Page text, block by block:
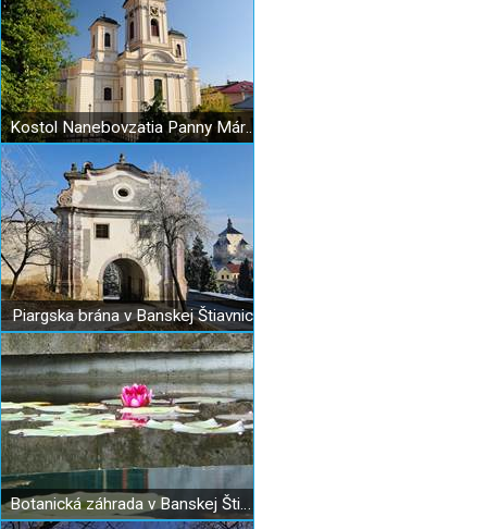
Kostol Nanebovzatia Panny Márie v Banskej Štiavnici
Piargska brána v Banskej Štiavnici
Botanická záhrada v Banskej Štiavnici